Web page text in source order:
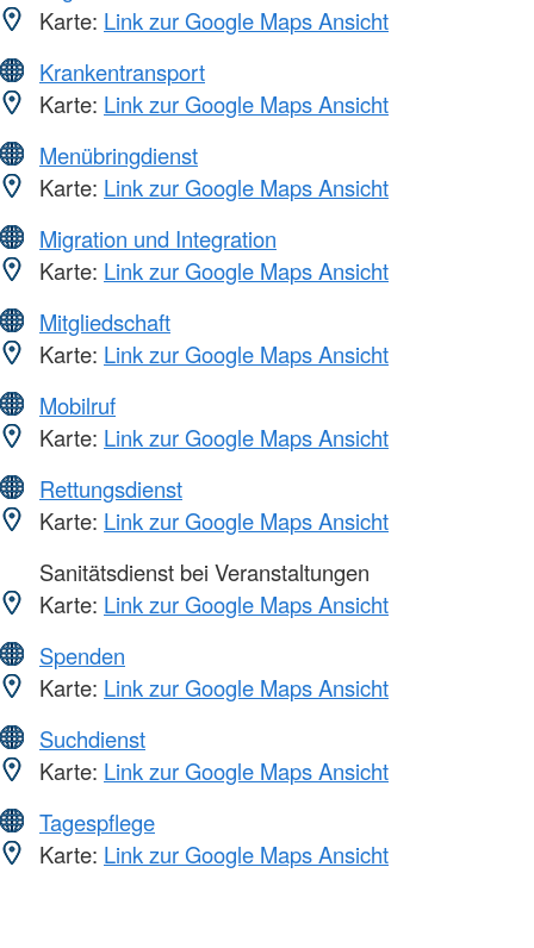
Karte: Link zur Google Maps Ansicht
Krankentransport
Karte: Link zur Google Maps Ansicht
Menübringdienst
Karte: Link zur Google Maps Ansicht
Migration und Integration
Karte: Link zur Google Maps Ansicht
Mitgliedschaft
Karte: Link zur Google Maps Ansicht
Mobilruf
Karte: Link zur Google Maps Ansicht
Rettungsdienst
Karte: Link zur Google Maps Ansicht
Sanitätsdienst bei Veranstaltungen
Karte: Link zur Google Maps Ansicht
Spenden
Karte: Link zur Google Maps Ansicht
Suchdienst
Karte: Link zur Google Maps Ansicht
Tagespflege
Karte: Link zur Google Maps Ansicht